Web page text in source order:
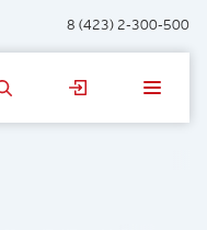
8 (423) 2-300-500